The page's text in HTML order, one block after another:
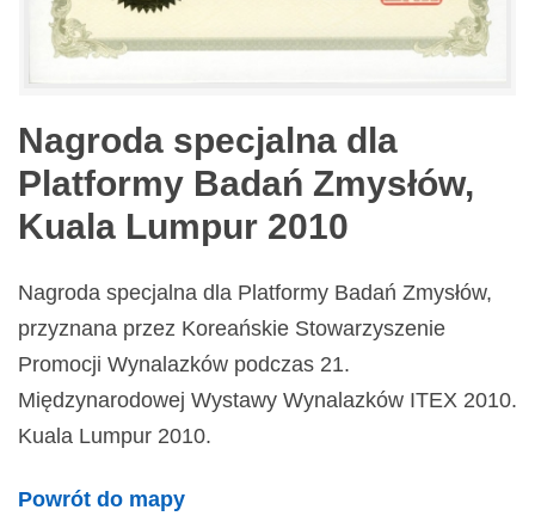
Nagroda specjalna dla
Platformy Badań Zmysłów,
Kuala Lumpur 2010
Nagroda specjalna dla Platformy Badań Zmysłów,
przyznana przez Koreańskie Stowarzyszenie
Promocji Wynalazków podczas 21.
Międzynarodowej Wystawy Wynalazków ITEX 2010.
Kuala Lumpur 2010.
Powrót do mapy